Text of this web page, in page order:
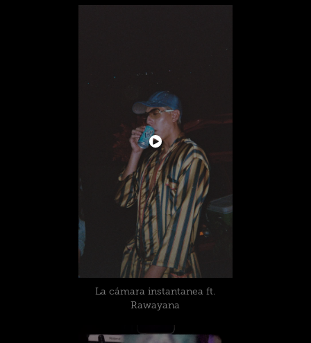
La cámara instantanea ft.
Rawayana